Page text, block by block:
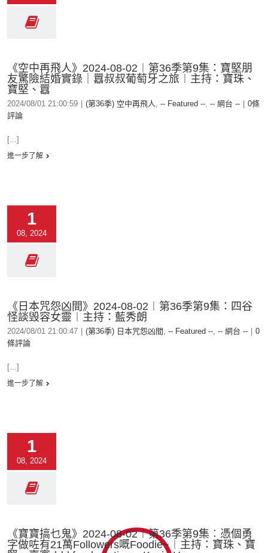
《空中再飛人》2024-08-02︱第36季第9集：寶堅朋
友驚險結婚實錄｜囂叔叔葡萄牙之旅︱主持：寶珠、
寶堅、囂
2024/08/01 21:00:59 (第36季) 空中再飛人, -- Featured --, -- 網台 --
0條
評論
[...]
進一步了解
1
08, 2024
《日本咒怨凶間》2024-08-02︱第36季第9集：四谷
怪談毁容女靈︱主持：藍秀朗
2024/08/01 21:00:47 (第36季) 日本咒怨凶間 , -- Featured --, -- 網台 --
0
條評論
[...]
進一步了解
1
08, 2024
《寶寶搞乜鬼》2024-08-02︱第36季第9集︰憑個勇
字做咗有21萬Followers嘅Foodie~︱主持：寶珠、寶